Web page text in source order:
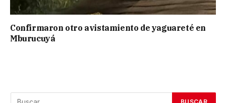
Confirmaron otro avistamiento de yaguareté en
Mburucuyá